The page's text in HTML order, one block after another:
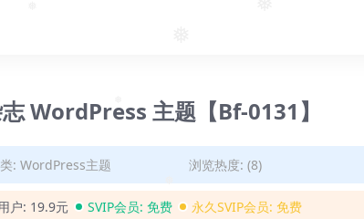
❅
WordPress 主题【Bf-0131】
: WordPress主题 浏览热度: (8)
户: 19.9元 SVIP会员: 免费 永久SVIP会员: 免费